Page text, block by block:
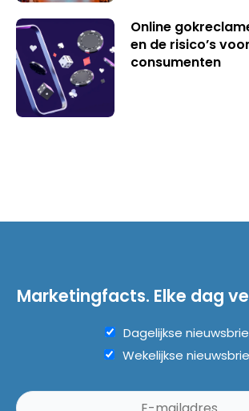
Online
en de risico’s
consumenten
Marketingfacts. Elke dag
Dagelijkse
Wekelijkse